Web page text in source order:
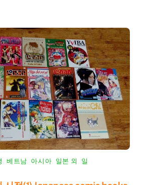
,베트남 아시아 일본 외
일